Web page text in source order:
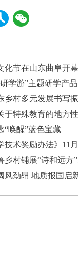
化节在山东曲阜开幕
学游”主题研学产品
乡村多元发展书写
于特殊教育的地方
“唤醒”蓝色宝藏
技术奖励办法》11
乡村铺展“诗和远方
风劲昂 地质报国启